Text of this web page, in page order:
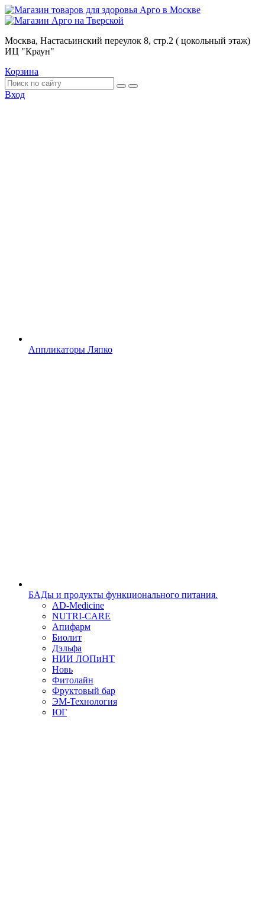
Москва, Настасьинский переулок 8, стр.2 ( цокольный этаж)
ИЦ "Краун"
Корзина
Вход
Аппликаторы Ляпко
БАДы и продукты функционального питания.
AD-Medicine
NUTRI-CARE
Апифарм
Биолит
Дэльфа
НИИ ЛОПиНТ
Новь
Фитолайн
Фруктовый бар
ЭМ-Технология
ЮГ